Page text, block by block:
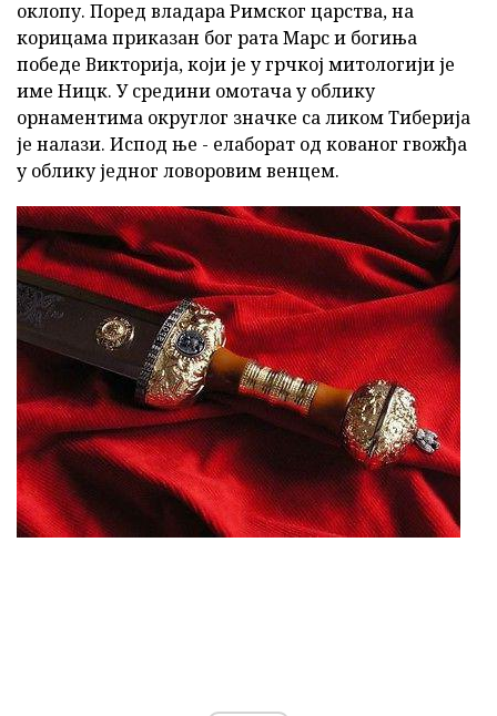
оклопу. Поред владара Римског царства, на
корицама приказан бог рата Марс и богиња
победе Викторија, који је у грчкој митологији је
име Ницк. У средини омотача у облику
орнаментима округлог значке са ликом Тиберија
је налази. Испод ње - елаборат од кованог гвожђа
у облику једног ловоровим венцем.